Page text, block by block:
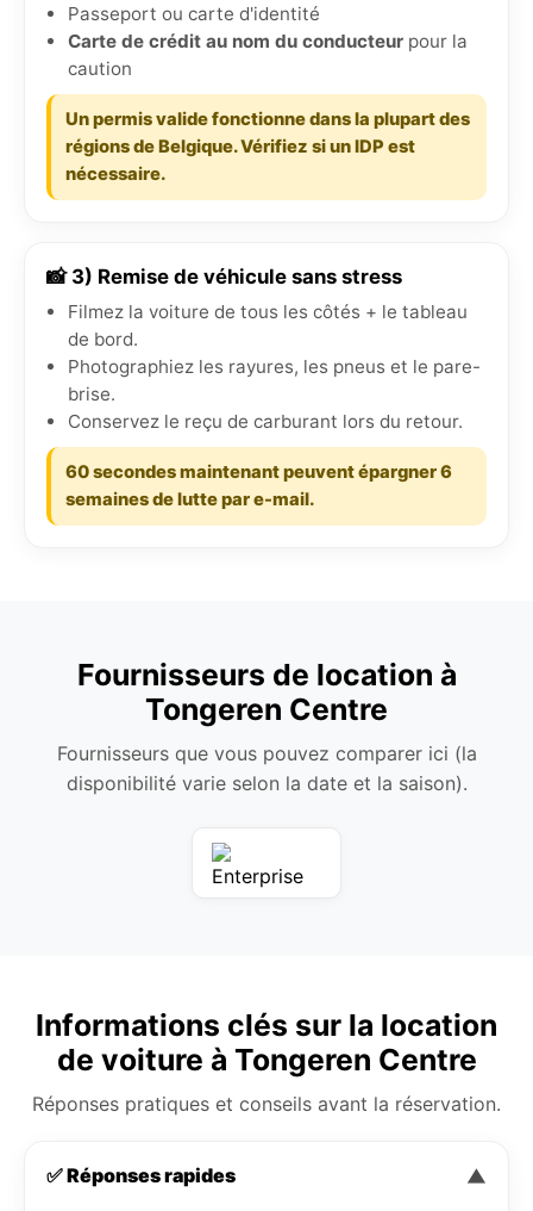
Passeport ou carte d'identité
Carte de crédit au nom du conducteur pour la
caution
Un permis valide fonctionne dans la plupart des
régions de Belgique. Vérifiez si un IDP est
nécessaire.
📸 3) Remise de véhicule sans stress
Filmez la voiture de tous les côtés + le tableau
de bord.
Photographiez les rayures, les pneus et le pare-
brise.
Conservez le reçu de carburant lors du retour.
60 secondes maintenant peuvent épargner 6
semaines de lutte par e-mail.
Fournisseurs de location à
Tongeren Centre
Fournisseurs que vous pouvez comparer ici (la
disponibilité varie selon la date et la saison).
Informations clés sur la location
de voiture à Tongeren Centre
Réponses pratiques et conseils avant la réservation.
✅ Réponses rapides ▼